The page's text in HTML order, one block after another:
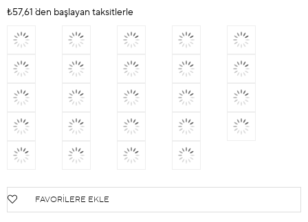
İndirim
₺57,61 `den başlayan taksitlerle
FAVORILERE EKLE